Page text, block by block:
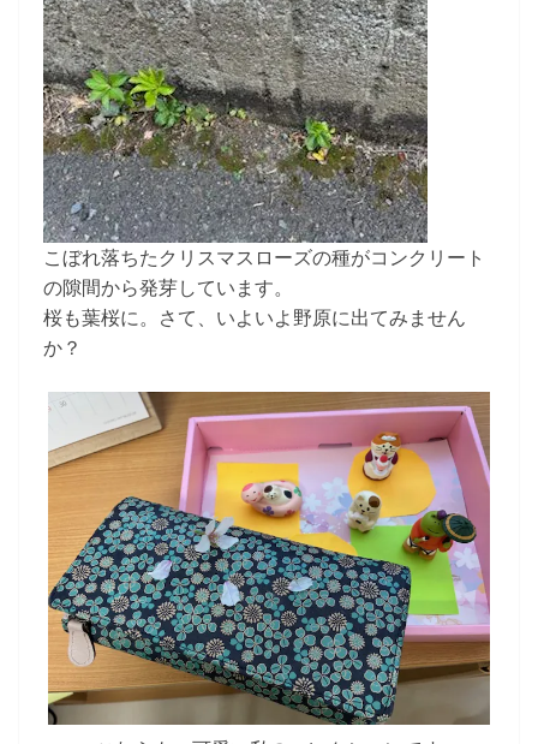
こぼれ落ちたクリスマスローズの種がコンクリート
の隙間から発芽しています。
桜も葉桜に。さて、いよいよ野原に出てみません
か？